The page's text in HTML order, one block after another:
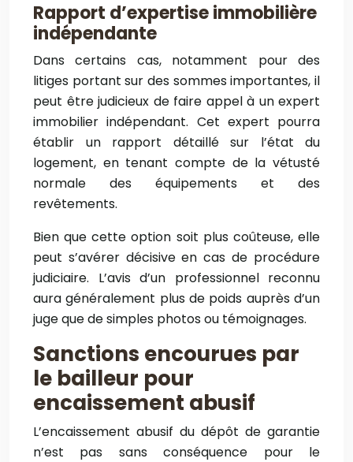
Rapport d’expertise immobilière
indépendante
Dans certains cas, notamment pour des
litiges portant sur des sommes importantes, il
peut être judicieux de faire appel à un expert
immobilier indépendant. Cet expert pourra
établir un rapport détaillé sur l’état du
logement, en tenant compte de la vétusté
normale des équipements et des
revêtements.
Bien que cette option soit plus coûteuse, elle
peut s’avérer décisive en cas de procédure
judiciaire. L’avis d’un professionnel reconnu
aura généralement plus de poids auprès d’un
juge que de simples photos ou témoignages.
Sanctions encourues par
le bailleur pour
encaissement abusif
L’encaissement abusif du dépôt de garantie
n’est pas sans conséquence pour le